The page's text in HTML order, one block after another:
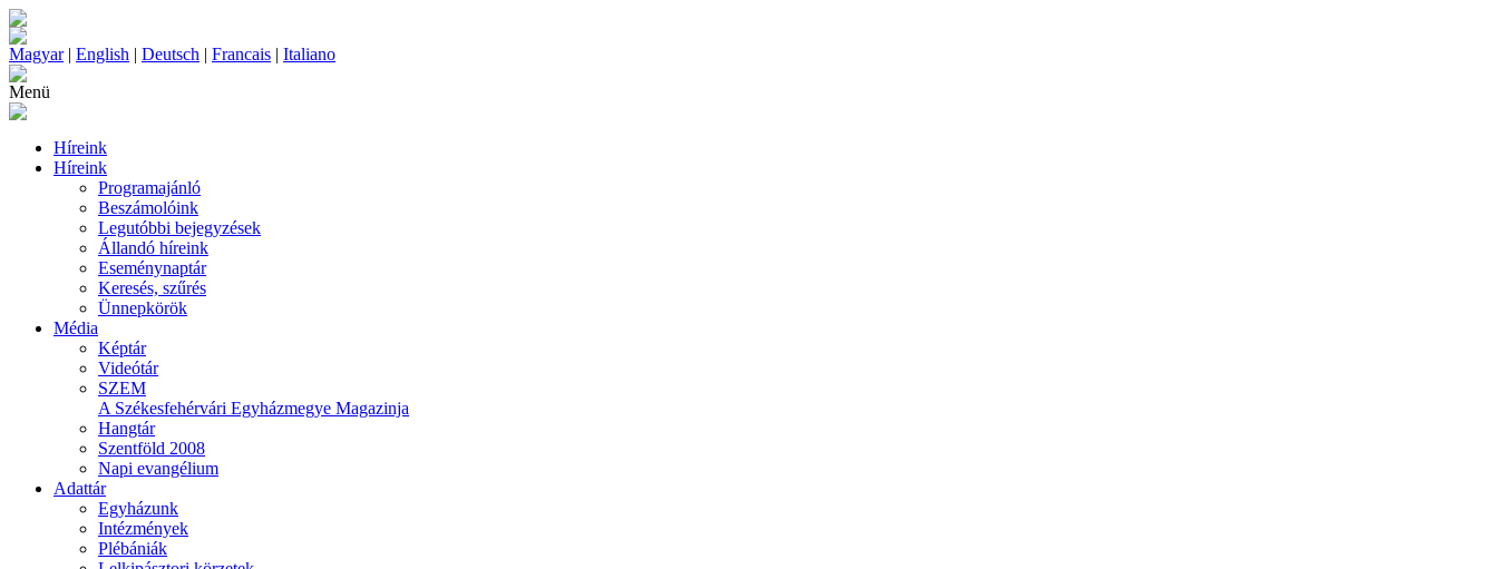
Magyar| English | Deutsch | Francais | Italiano
Menü
Híreink
Híreink
Programajánló
Beszámolóink
Legutóbbi bejegyzések
Állandó híreink
Eseménynaptár
Keresés, szűrés
Ünnepkörök
Média
Képtár
Videótár
SZEM
A Székesfehérvári Egyházmegye Magazinja
Hangtár
Szentföld 2008
Napi evangélium
Adattár
Egyházunk
Intézmények
Plébániák